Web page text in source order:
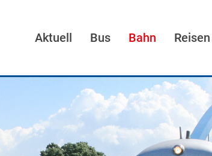
Aktuell Bus Bahn Reisen